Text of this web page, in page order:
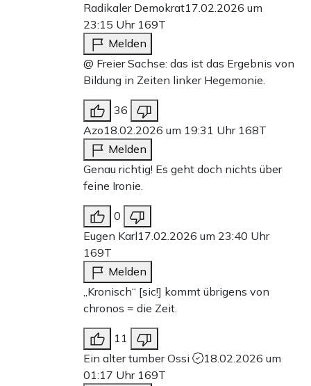
Radikaler Demokrat17.02.2026 um
23:15 Uhr 169T
Melden
@ Freier Sachse: das ist das Ergebnis von
Bildung in Zeiten linker Hegemonie.
36
Azo18.02.2026 um 19:31 Uhr 168T
Melden
Genau richtig! Es geht doch nichts über
feine Ironie.
0
Eugen Karl17.02.2026 um 23:40 Uhr
169T
Melden
„Kronisch“ [sic!] kommt übrigens von
chronos = die Zeit.
11
Ein alter tumber Ossi
18.02.2026 um
01:17 Uhr 169T